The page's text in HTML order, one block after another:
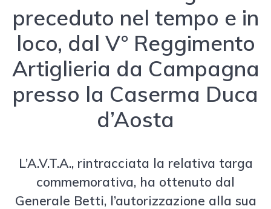
preceduto nel tempo e in
loco, dal V° Reggimento
Artiglieria da Campagna
presso la Caserma Duca
d’Aosta
L’A.V.T.A., rintracciata la relativa targa
commemorativa, ha ottenuto dal
Generale Betti, l’autorizzazione alla sua